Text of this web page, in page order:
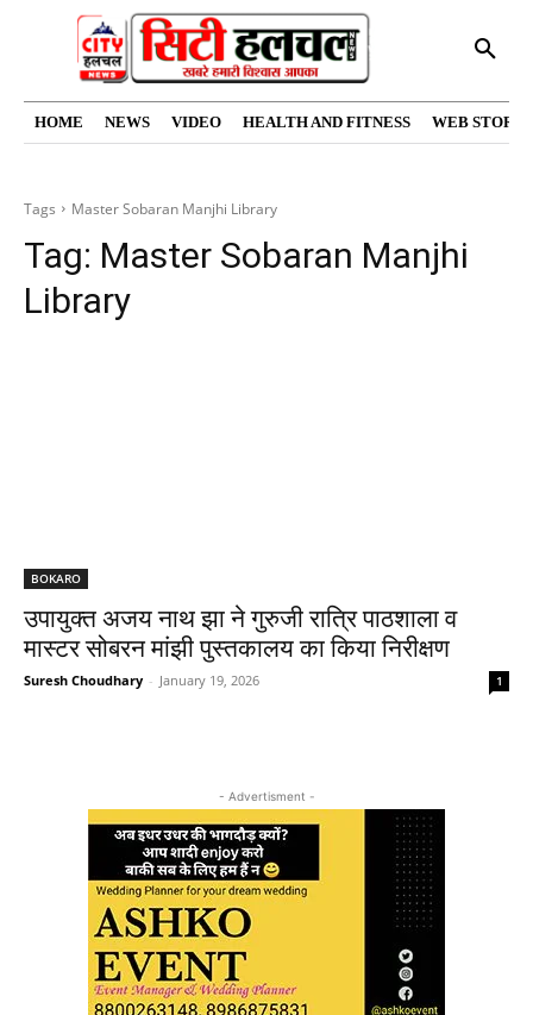
HOME NEWS VIDEO HEALTH AND FITNESS WEB
Tags Master Sobaran Manjhi Library
Tag: Master Sobaran Manjhi
Library
BOKARO
उपायुक्त अजय नाथ झा ने गुरुजी रात्रि पाठशाला व
मास्टर सोबरन मांझी पुस्तकालय का किया निरीक्षण
Suresh Choudhary - January 19, 2026 1
- Advertisment -